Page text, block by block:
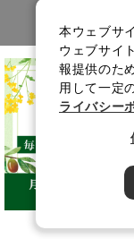
本ウェブサ
ウェブサイ
報提供のた
用して一定
ライバシー